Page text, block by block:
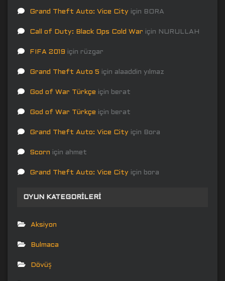
Grand Theft Auto: Vice City için BORA
Call of Duty: Black Ops Cold War için NURULLAH
FIFA 2019 için rüzgar
Grand Theft Auto 5 için alaaddin yılmaz
God of War Türkçe için berat
God of War Türkçe için berat
Grand Theft Auto: Vice City için Bora
Scorn için ahmet
Grand Theft Auto: Vice City için bora
OYUN KATEGORILERI
Aksiyon
Bulmaca
Dövüş